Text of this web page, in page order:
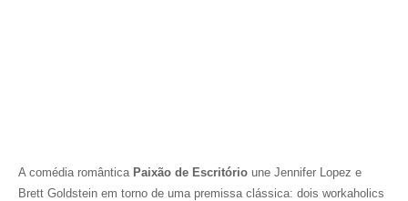
A comédia romântica Paixão de Escritório une Jennifer Lopez e
Brett Goldstein em torno de uma premissa clássica: dois workaholics